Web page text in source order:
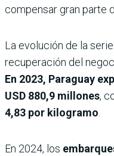
compensar gran parte
La evolución de la
recuperación del
En 2023, Paraguay
USD 880,9 millones,
4,83 por kilogramo.
En 2024, los